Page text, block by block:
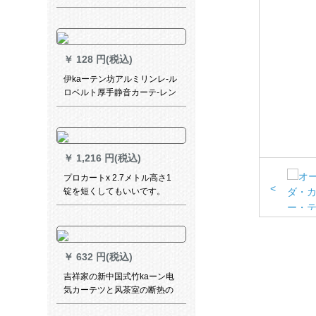
かし彫刻りの水溶刺繍モダ·寝
￥ 128 円(税込)
伊kaーテン坊アルミリンレ-ル
ロベルト厚手静音カーテ-レン
レンレンレンレントップ装ダ
テルテルテルテルテルテルテ
ルテルテルテル（色備考）の
具体的なケースを確認しまし
た。
￥ 1,216 円(税込)
プロカートx 2.7メトル高さ1
锭を短くしてもいいです。
￥ 632 円(税込)
吉祥家の新中国式竹kaーン电
気カーテツと风茶室の断热の
リ-ビンベルンサーンンサーン
<